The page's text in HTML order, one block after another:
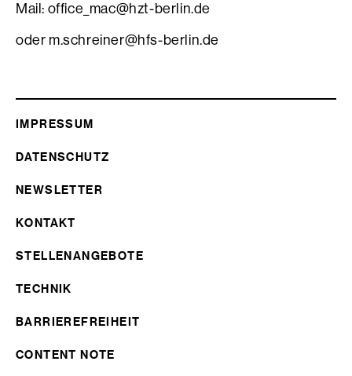
Mail: office_mac@hzt-berlin.de
oder m.schreiner@hfs-berlin.de
IMPRESSUM
DATENSCHUTZ
NEWSLETTER
KONTAKT
STELLENANGEBOTE
TECHNIK
BARRIEREFREIHEIT
CONTENT NOTE